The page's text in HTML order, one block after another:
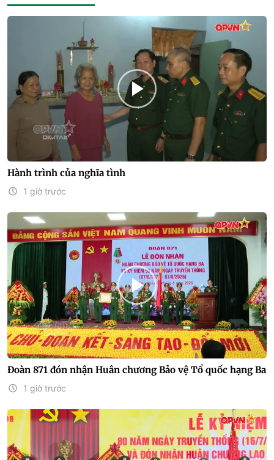
Hành trình của nghĩa tình
1 giờ trước
Đoàn 871 đón nhận Huân chương Bảo vệ Tổ quốc hạng Ba
1 giờ trước